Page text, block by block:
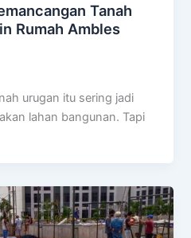
Tanah
Rumah Ambles
urugan itu sering jadi
lahan bangunan. Tapi